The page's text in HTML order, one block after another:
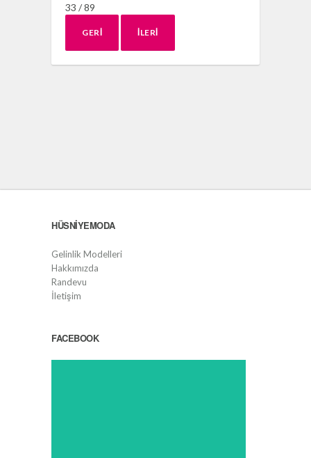
33 / 89
HÜSNIYEMODA
Gelinlik Modelleri
Hakkımızda
Randevu
İletişim
FACEBOOK